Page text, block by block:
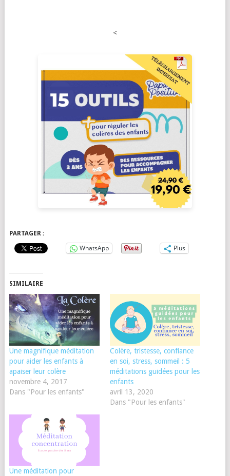
<
PARTAGER :
WhatsApp Plus
SIMILAIRE
Une magnifique méditation
pour aider les enfants à
apaiser leur colère
novembre 4, 2017
Dans "Pour les enfants"
Colère, tristesse, confiance
en soi, stress, sommeil : 5
méditations guidées pour les
enfants
avril 13, 2020
Dans "Pour les enfants"
Une méditation pour